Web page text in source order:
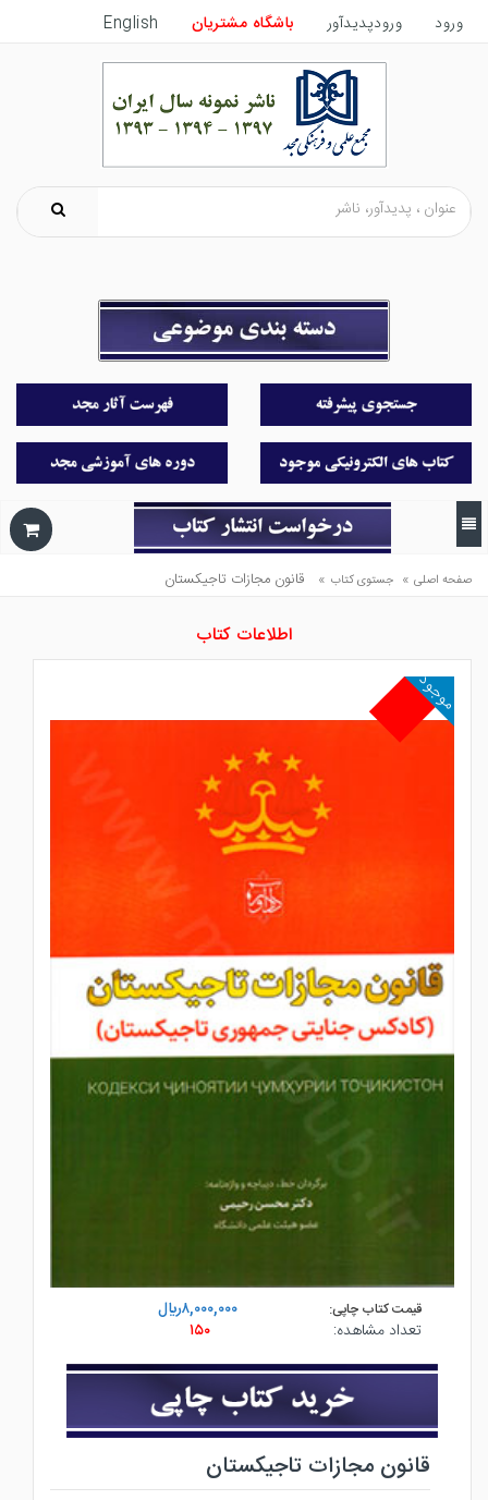
ورود ورودپدیدآور باشگاه مشتریان English
صفحه اصلی » جستوی کتاب » قانون مجازات تاجيكستان
اطلاعات کتاب
موجود
قیمت کتاب چاپی:
۸,۰۰۰,۰۰۰ريال
تعداد مشاهده:
۱۵۰
قانون مجازات تاجیکستان